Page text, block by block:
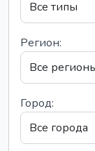
Регион:
Город: